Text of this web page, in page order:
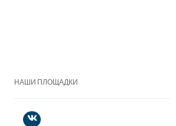
НАШИ ПЛОЩАДКИ